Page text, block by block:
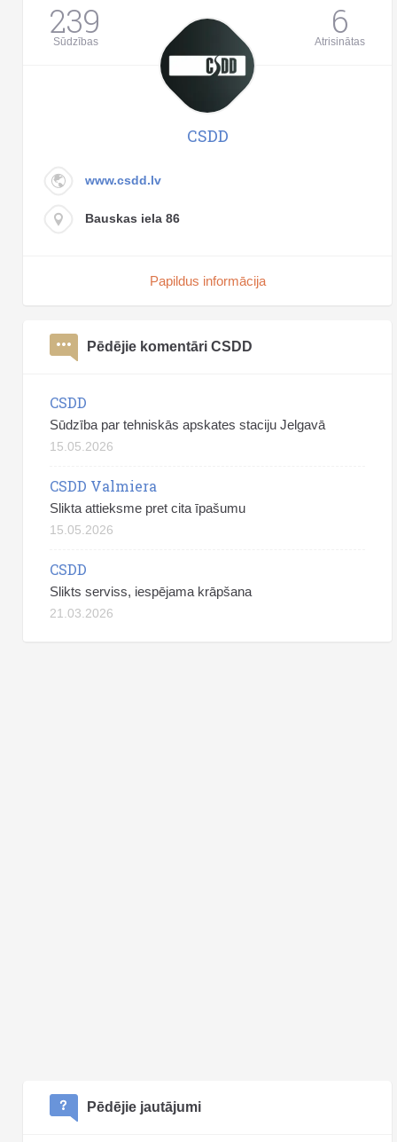
239
Sūdzības 6
Atrisinātas
CSDD
www.csdd.lv
Bauskas iela 86
Papildus informācija
Pēdējie komentāri CSDD
CSDD
Sūdzība par tehniskās apskates staciju Jelgavā
15.05.2026
CSDD Valmiera
Slikta attieksme pret cita īpašumu
15.05.2026
CSDD
Slikts serviss, iespējama krāpšana
21.03.2026
Pēdējie jautājumi